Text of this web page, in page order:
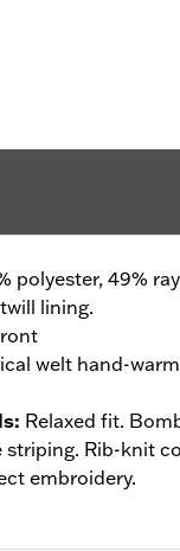
polyester, 49%
lining.
welt hand-
: Relaxed fit.
striping. Rib-knit
embroidery.